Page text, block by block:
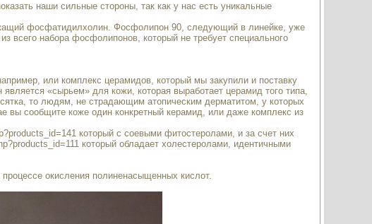
наши сильные стороны, так как у нас есть уникальные
фосфатидилхолин. Фосфолипон 90, следующий в линейке, уже
всего набора фосфолипонов, который не требует специального
или комплекс церамидов, который мы закупили и поставку
«сырьем» для кожи, которая выработает церамид того типа,
то людям, не страдающим атопическим дерматитом, у которых
вы сообщите коже один конкретный керамид, или даже комплекс из
который с соевыми фитостеролами, и за счет них
который обладает холестеролами, идентичными
окисления полиненасыщенных кислот.